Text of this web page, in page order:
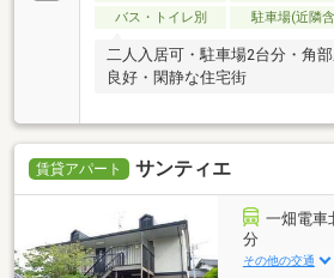
バス・トイレ別
駐車場(近隣
二人入居可・駐車場2台分・角
良好・閑静な住宅街
賃貸アパート サンティエ
一畑電車
分
その他の交通